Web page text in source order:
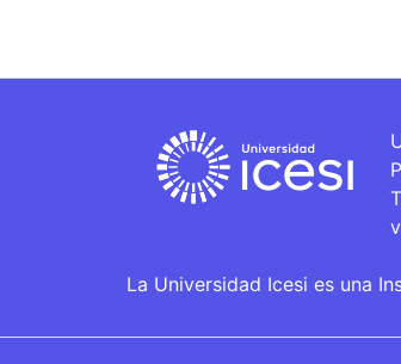
La Universidad Icesi es una